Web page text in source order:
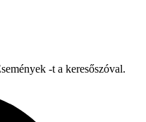
-t a keresőszóval.